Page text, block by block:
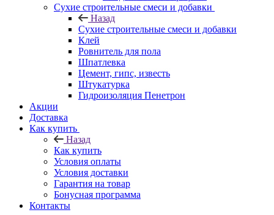
Сухие строительные смеси и добавки
Назад
Сухие строительные смеси и добавки
Клей
Ровнитель для пола
Шпатлевка
Цемент, гипс, известь
Штукатурка
Гидроизоляция Пенетрон
Акции
Доставка
Как купить
Назад
Как купить
Условия оплаты
Условия доставки
Гарантия на товар
Бонусная программа
Контакты